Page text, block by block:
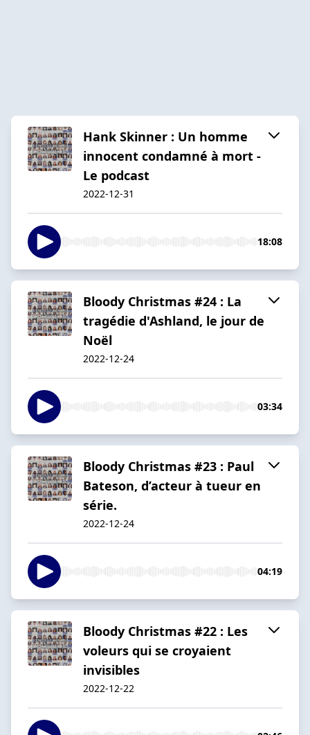
Hank Skinner : Un homme
innocent condamné à mort -
Le podcast
2022-12-31
18:08
Bloody Christmas #24 : La
tragédie d'Ashland, le jour de
Noël
2022-12-24
03:34
Bloody Christmas #23 : Paul
Bateson, d’acteur à tueur en
série.
2022-12-24
04:19
Bloody Christmas #22 : Les
voleurs qui se croyaient
invisibles
2022-12-22